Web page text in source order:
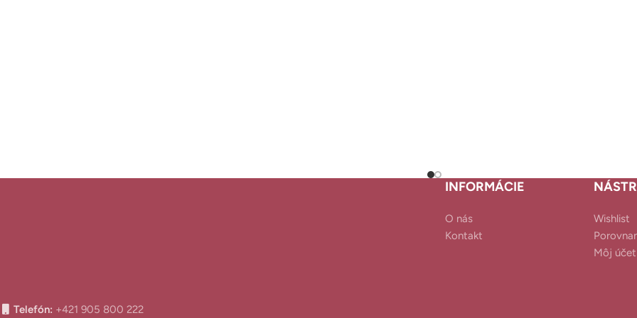
Telefón: +421 905 800 222
INFORMÁCIE
O nás
Kontakt
Wishlist
Môj účet